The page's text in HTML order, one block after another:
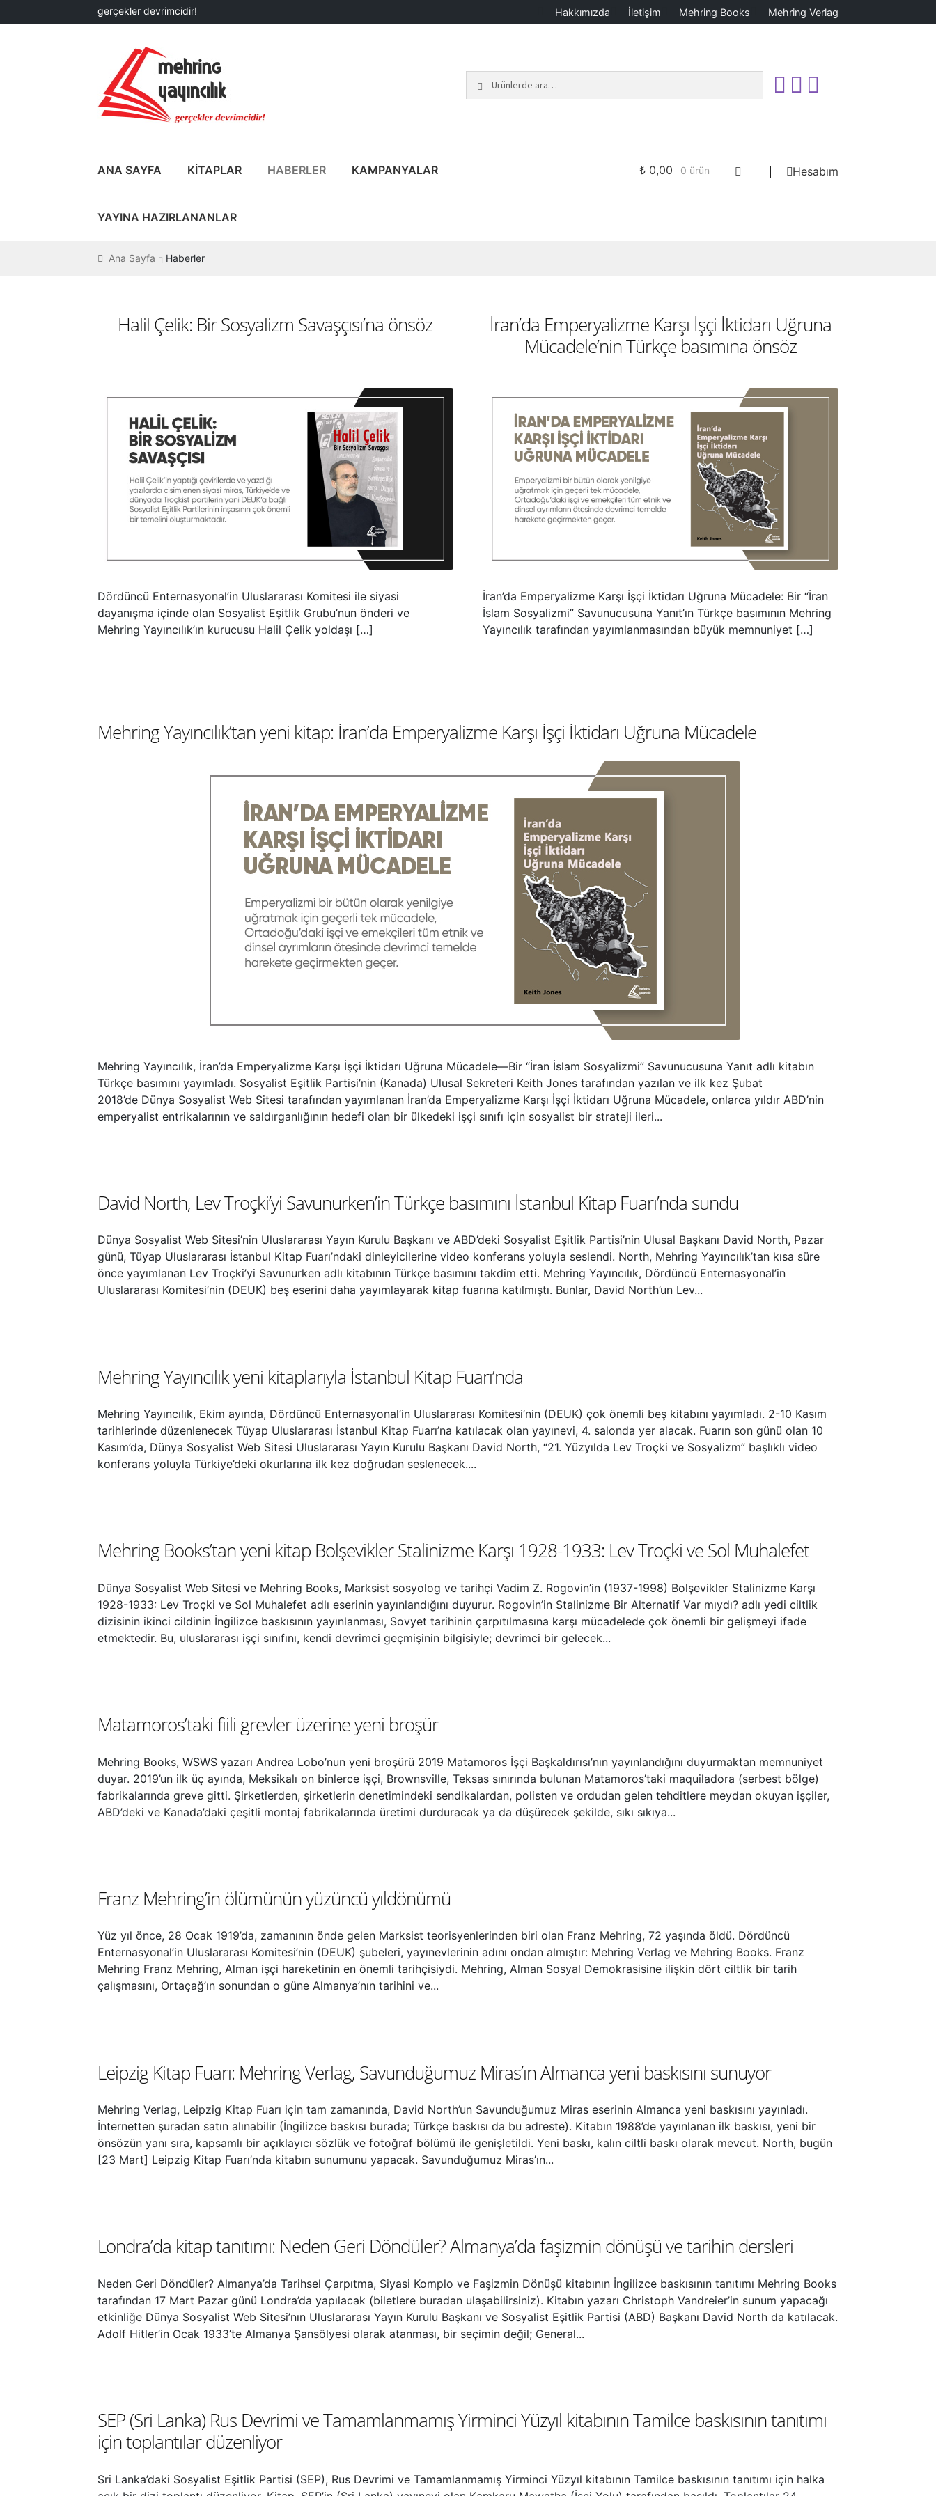
gerçekler devrimcidir! Hakkımızda İletişim Mehring Books Mehring Verlag
Dolaşıma
geç
İçeriğe
geç
ANA SAYFA KİTAPLAR HABERLER KAMPANYALAR
YAYINA HAZIRLANANLAR
Hesabım
₺ 0,00 0 ürün
Ana Sayfa Haberler
Halil Çelik: Bir Sosyalizm Savaşçısı’na önsöz
Dördüncü Enternasyonal’in Uluslararası Komitesi ile siyasi
dayanışma içinde olan Sosyalist Eşitlik Grubu’nun önderi ve
Mehring Yayıncılık’ın kurucusu Halil Çelik yoldaşı […]
İran’da Emperyalizme Karşı İşçi İktidarı Uğruna
Mücadele’nin Türkçe basımına önsöz
İran’da Emperyalizme Karşı İşçi İktidarı Uğruna Mücadele: Bir “İran
İslam Sosyalizmi” Savunucusuna Yanıt’ın Türkçe basımının Mehring
Yayıncılık tarafından yayımlanmasından büyük memnuniyet […]
Mehring Yayıncılık’tan yeni kitap: İran’da Emperyalizme Karşı İşçi İktidarı Uğruna Mücadele
Mehring Yayıncılık, İran’da Emperyalizme Karşı İşçi İktidarı Uğruna Mücadele—Bir “İran İslam Sosyalizmi” Savunucusuna Yanıt adlı kitabın
Türkçe basımını yayımladı. Sosyalist Eşitlik Partisi’nin (Kanada) Ulusal Sekreteri Keith Jones tarafından yazılan ve ilk kez Şubat
2018’de Dünya Sosyalist Web Sitesi tarafından yayımlanan İran’da Emperyalizme Karşı İşçi İktidarı Uğruna Mücadele, onlarca yıldır ABD’nin
emperyalist entrikalarının ve saldırganlığının hedefi olan bir ülkedeki işçi sınıfı için sosyalist bir strateji ileri...
David North, Lev Troçki’yi Savunurken’in Türkçe basımını İstanbul Kitap Fuarı’nda sundu
Dünya Sosyalist Web Sitesi’nin Uluslararası Yayın Kurulu Başkanı ve ABD’deki Sosyalist Eşitlik Partisi’nin Ulusal Başkanı David North, Pazar
günü, Tüyap Uluslararası İstanbul Kitap Fuarı’ndaki dinleyicilerine video konferans yoluyla seslendi. North, Mehring Yayıncılık’tan kısa süre
önce yayımlanan Lev Troçki’yi Savunurken adlı kitabının Türkçe basımını takdim etti. Mehring Yayıncılık, Dördüncü Enternasyonal’in
Uluslararası Komitesi’nin (DEUK) beş eserini daha yayımlayarak kitap fuarına katılmıştı. Bunlar, David North’un Lev...
Mehring Yayıncılık yeni kitaplarıyla İstanbul Kitap Fuarı’nda
Mehring Yayıncılık, Ekim ayında, Dördüncü Enternasyonal’in Uluslararası Komitesi’nin (DEUK) çok önemli beş kitabını yayımladı. 2-10 Kasım
tarihlerinde düzenlenecek Tüyap Uluslararası İstanbul Kitap Fuarı’na katılacak olan yayınevi, 4. salonda yer alacak. Fuarın son günü olan 10
Kasım’da, Dünya Sosyalist Web Sitesi Uluslararası Yayın Kurulu Başkanı David North, “21. Yüzyılda Lev Troçki ve Sosyalizm” başlıklı video
konferans yoluyla Türkiye’deki okurlarına ilk kez doğrudan seslenecek....
Mehring Books’tan yeni kitap Bolşevikler Stalinizme Karşı 1928-1933: Lev Troçki ve Sol Muhalefet
Dünya Sosyalist Web Sitesi ve Mehring Books, Marksist sosyolog ve tarihçi Vadim Z. Rogovin’in (1937-1998) Bolşevikler Stalinizme Karşı
1928-1933: Lev Troçki ve Sol Muhalefet adlı eserinin yayınlandığını duyurur. Rogovin’in Stalinizme Bir Alternatif Var mıydı? adlı yedi ciltlik
dizisinin ikinci cildinin İngilizce baskısının yayınlanması, Sovyet tarihinin çarpıtılmasına karşı mücadelede çok önemli bir gelişmeyi ifade
etmektedir. Bu, uluslararası işçi sınıfını, kendi devrimci geçmişinin bilgisiyle; devrimci bir gelecek...
Matamoros’taki fiili grevler üzerine yeni broşür
Mehring Books, WSWS yazarı Andrea Lobo’nun yeni broşürü 2019 Matamoros İşçi Başkaldırısı’nın yayınlandığını duyurmaktan memnuniyet
duyar. 2019’un ilk üç ayında, Meksikalı on binlerce işçi, Brownsville, Teksas sınırında bulunan Matamoros’taki maquiladora (serbest bölge)
fabrikalarında greve gitti. Şirketlerden, şirketlerin denetimindeki sendikalardan, polisten ve ordudan gelen tehditlere meydan okuyan işçiler,
ABD’deki ve Kanada’daki çeşitli montaj fabrikalarında üretimi durduracak ya da düşürecek şekilde, sıkı sıkıya...
Franz Mehring’in ölümünün yüzüncü yıldönümü
Yüz yıl önce, 28 Ocak 1919’da, zamanının önde gelen Marksist teorisyenlerinden biri olan Franz Mehring, 72 yaşında öldü. Dördüncü
Enternasyonal’in Uluslararası Komitesi’nin (DEUK) şubeleri, yayınevlerinin adını ondan almıştır: Mehring Verlag ve Mehring Books. Franz
Mehring Franz Mehring, Alman işçi hareketinin en önemli tarihçisiydi. Mehring, Alman Sosyal Demokrasisine ilişkin dört ciltlik bir tarih
çalışmasını, Ortaçağ’ın sonundan o güne Almanya’nın tarihini ve...
Leipzig Kitap Fuarı: Mehring Verlag, Savunduğumuz Miras’ın Almanca yeni baskısını sunuyor
Mehring Verlag, Leipzig Kitap Fuarı için tam zamanında, David North’un Savunduğumuz Miras eserinin Almanca yeni baskısını yayınladı.
İnternetten şuradan satın alınabilir (İngilizce baskısı burada; Türkçe baskısı da bu adreste). Kitabın 1988’de yayınlanan ilk baskısı, yeni bir
önsözün yanı sıra, kapsamlı bir açıklayıcı sözlük ve fotoğraf bölümü ile genişletildi. Yeni baskı, kalın ciltli baskı olarak mevcut. North, bugün
[23 Mart] Leipzig Kitap Fuarı’nda kitabın sunumunu yapacak. Savunduğumuz Miras’ın...
Londra’da kitap tanıtımı: Neden Geri Döndüler? Almanya’da faşizmin dönüşü ve tarihin dersleri
Neden Geri Döndüler? Almanya’da Tarihsel Çarpıtma, Siyasi Komplo ve Faşizmin Dönüşü kitabının İngilizce baskısının tanıtımı Mehring Books
tarafından 17 Mart Pazar günü Londra’da yapılacak (biletlere buradan ulaşabilirsiniz). Kitabın yazarı Christoph Vandreier’in sunum yapacağı
etkinliğe Dünya Sosyalist Web Sitesi’nın Uluslararası Yayın Kurulu Başkanı ve Sosyalist Eşitlik Partisi (ABD) Başkanı David North da katılacak.
Adolf Hitler’in Ocak 1933’te Almanya Şansölyesi olarak atanması, bir seçimin değil; General...
SEP (Sri Lanka) Rus Devrimi ve Tamamlanmamış Yirminci Yüzyıl kitabının Tamilce baskısının tanıtımı
için toplantılar düzenliyor
Sri Lanka’daki Sosyalist Eşitlik Partisi (SEP), Rus Devrimi ve Tamamlanmamış Yirminci Yüzyıl kitabının Tamilce baskısının tanıtımı için halka